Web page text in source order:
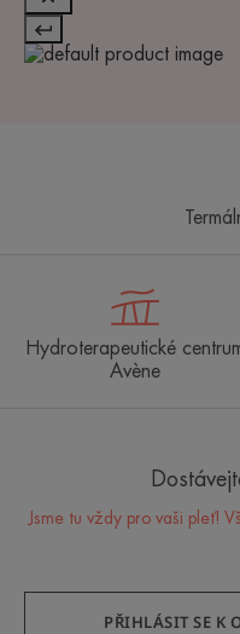
Hydroterapeutické
Avène
Jsme tu vždy pro vaši pleť!
PŘIHLÁSIT SE K